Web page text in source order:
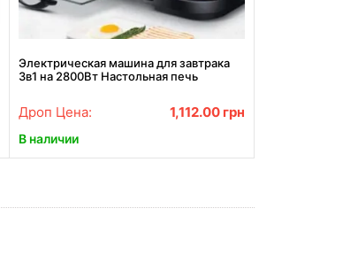
Электрическая машина для завтрака
3в1 на 2800Вт Настольная печь
Дроп Цена: 1,112.00 грн
В наличии